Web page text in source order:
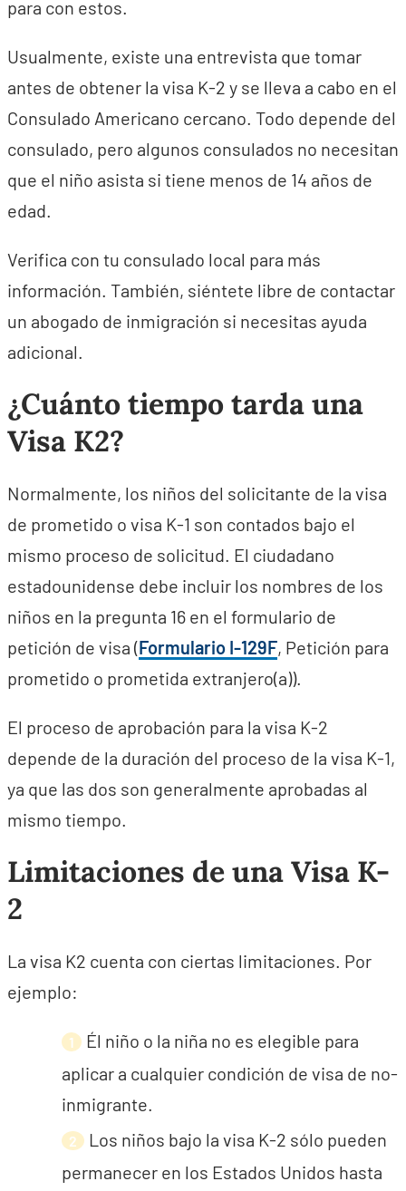
para con estos.
Usualmente, existe una entrevista que tomar
antes de obtener la visa K-2 y se lleva a cabo en el
Consulado Americano cercano. Todo depende del
consulado, pero algunos consulados no necesitan
que el niño asista si tiene menos de 14 años de
edad.
Verifica con tu consulado local para más
información. También, siéntete libre de contactar
un abogado de inmigración si necesitas ayuda
adicional.
¿Cuánto tiempo tarda una
Visa K2?
Normalmente, los niños del solicitante de la visa
de prometido o visa K-1 son contados bajo el
mismo proceso de solicitud. El ciudadano
estadounidense debe incluir los nombres de los
niños en la pregunta 16 en el formulario de
petición de visa (Formulario I-129F, Petición para
prometido o prometida extranjero(a)).
El proceso de aprobación para la visa K-2
depende de la duración del proceso de la visa K-1,
ya que las dos son generalmente aprobadas al
mismo tiempo.
Limitaciones de una Visa K-
2
La visa K2 cuenta con ciertas limitaciones. Por
ejemplo:
Él niño o la niña no es elegible para
aplicar a cualquier condición de visa de no-
inmigrante.
Los niños bajo la visa K-2 sólo pueden
permanecer en los Estados Unidos hasta